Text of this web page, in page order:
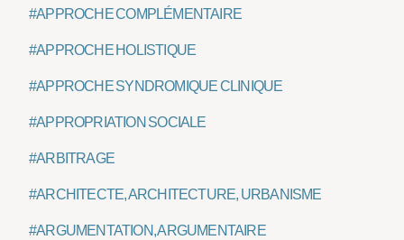
#APPROCHE COMPLÉMENTAIRE
#APPROCHE HOLISTIQUE
#APPROCHE SYNDROMIQUE CLINIQUE
#APPROPRIATION SOCIALE
#ARBITRAGE
#ARCHITECTE, ARCHITECTURE, URBANISME
#ARGUMENTATION, ARGUMENTAIRE